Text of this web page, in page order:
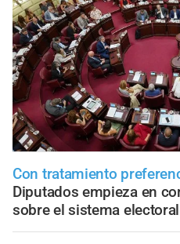
Con tratamiento
Diputados empieza en
sobre el sistema